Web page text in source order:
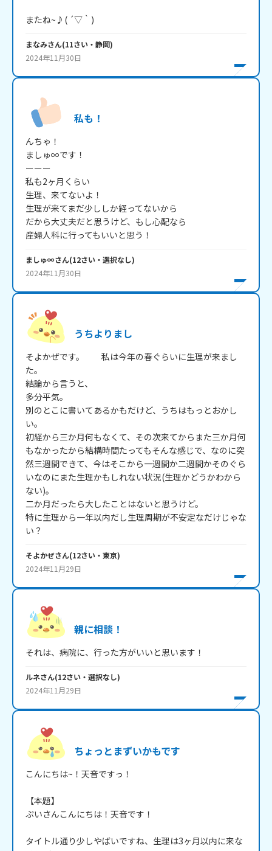
またね~♪( ´▽｀)
まなみさん(11さい・ 静岡)
2024年11月30日
私も！
んちゃ！
ましゅ∞です！
ーーー
私も2ヶ月くらい
生理、来てないよ！
生理が来てまだ少ししか経ってないから
だから大丈夫だと思うけど、もし心配なら
産婦人科に行ってもいいと思う！
ましゅ∞さん(12さい・ 選択なし)
2024年11月30日
うちよりまし
そよかぜです。　　私は今年の春ぐらいに生理が来まし
た。
結論から言うと、
多分平気。
別のとこに書いてあるかもだけど、うちはもっとおかし
い。
初経から三か月何もなくて、その次来てからまた三か月何
もなかったから結構時間たってもそんな感じで、なのに突
然三週間できて、今はそこから一週間か二週間かそのぐら
いなのにまた生理かもしれない状況(生理かどうかわから
ない)。
二か月だったら大したことはないと思うけど。
特に生理から一年以内だし生理周期が不安定なだけじゃな
そよかぜさん(12さい・ 東京)
2024年11月29日
親に相談！
それは、病院に、行った方がいいと思います！
ルネさん(12さい・ 選択なし)
2024年11月29日
ちょっとまずいかもです
こんにちは~！天音ですっ！
【本題】
ぷいさんこんにちは！天音です！
タイトル通り少しやばいですね、生理は3ヶ月以内に来な